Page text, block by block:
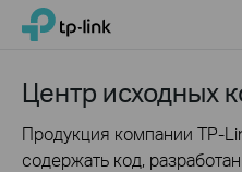
Click
navigation
TP-Link, Reliably Smart
Центр исходных
Продукция компании TP-
содержать код,